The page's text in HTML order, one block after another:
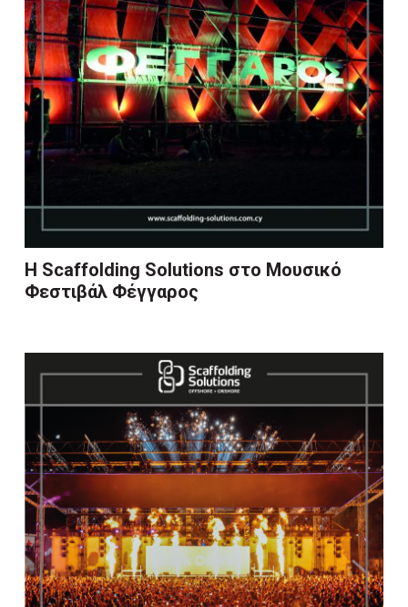
Η Scaffolding Solutions στο Μουσικό
Φεστιβάλ Φέγγαρος